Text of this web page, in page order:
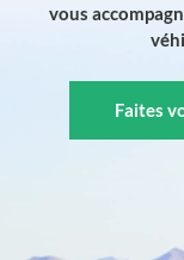
vous
Faites